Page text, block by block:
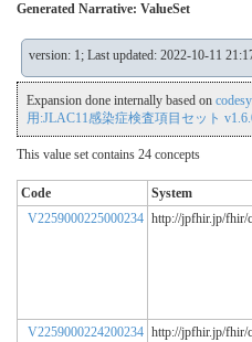
Generated Narrative: ValueSet
version: 1; Last updated: 2022-10-11
Expansion done internally based on
用:JLAC11感染症検査項目セット
This value set contains 24 concepts
Code
System
V2259000225000234 http://jpfhir.jp/fhir/
V2259000224200234 http://jpfhir.jp/fhir/